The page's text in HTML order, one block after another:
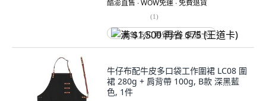
酷澎直售 ∙ WOW免運 ∙ 免費退貨
(1)
满 $1,500 再省 $75 (王道卡)
牛仔布配牛皮多口袋工作圍裙 LC08 圍
裙 280g + 肩背帶 100g, B款 深黑藍
色, 1件